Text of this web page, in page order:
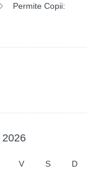
Permite Copii:
2026
V S D